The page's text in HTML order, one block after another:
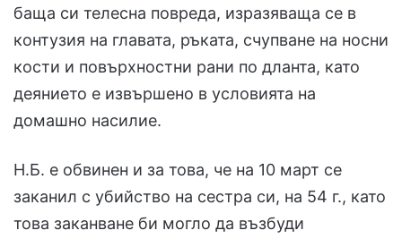
баща си телесна повреда, изразяваща се в
контузия на главата, ръката, счупване на носни
кости и повърхностни рани по дланта, като
деянието е извършено в условията на
домашно насилие.
Н.Б. е обвинен и за това, че на 10 март се
заканил с убийство на сестра си, на 54 г., като
това заканване би могло да възбуди